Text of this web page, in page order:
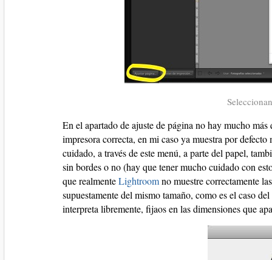
En el apartado de ajuste de página no hay mucho
impresora correcta, en mi caso ya muestra por
cuidado, a través de este menú, a parte del papel,
sin bordes o no (hay que tener mucho cuidado con
que realmenteLightroomno muestre correctamente
supuestamente del mismo tamaño, como es el caso
interpreta libremente, fijaos en las dimensiones que